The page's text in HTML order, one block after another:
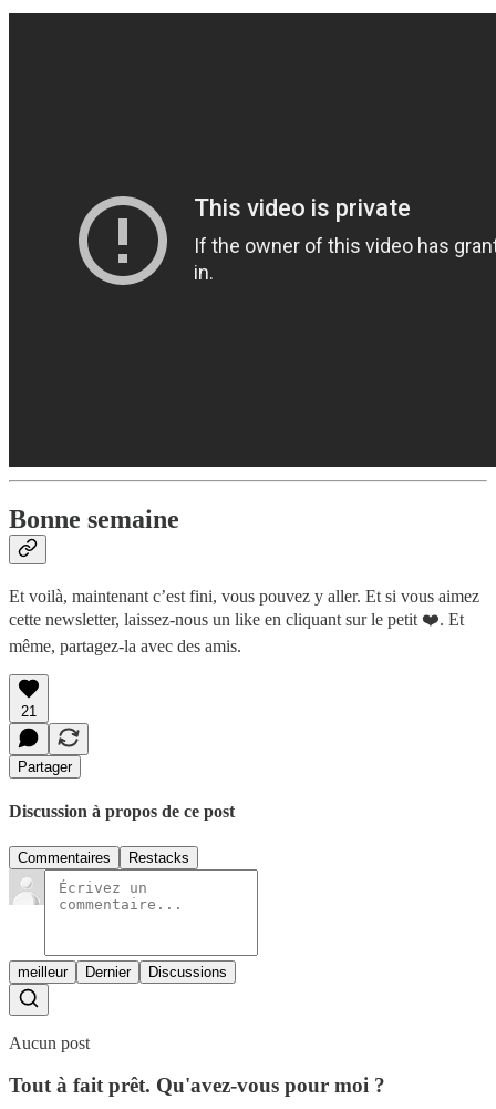
Bonne semaine
Et voilà, maintenant c’est fini, vous pouvez y aller. Et si vous aimez
cette newsletter, laissez-nous un like en cliquant sur le petit ❤️. Et
même, partagez-la avec des amis.
21
Partager
Discussion à propos de ce post
Commentaires Restacks
meilleur Dernier Discussions
Aucun post
Tout à fait prêt. Qu'avez-vous pour moi ?